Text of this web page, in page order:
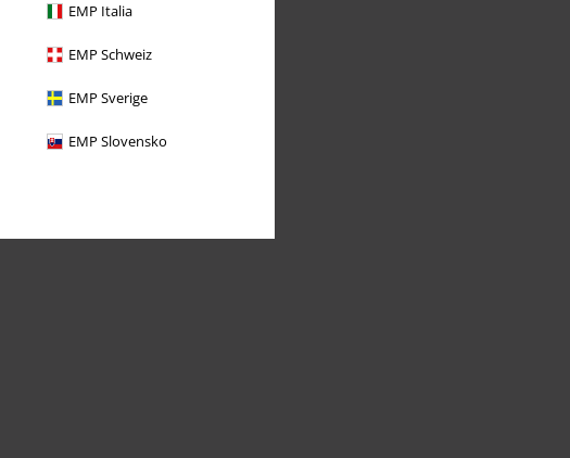
EMP Italia
EMP Schweiz
EMP Sverige
EMP Slovensko